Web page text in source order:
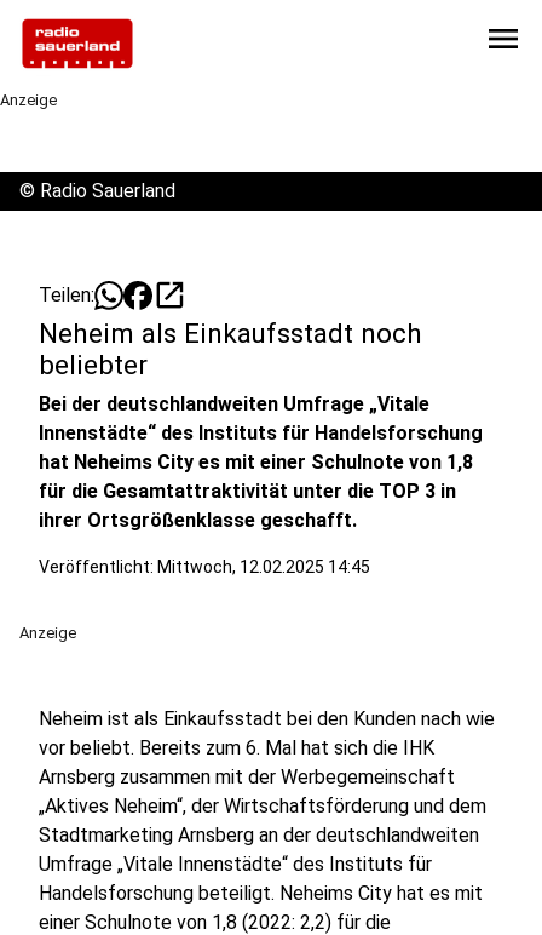
menu
Anzeige
© Radio Sauerland
Teilen: open_in_new
Neheim als Einkaufsstadt noch
beliebter
Bei der deutschlandweiten Umfrage „Vitale
Innenstädte“ des Instituts für Handelsforschung
hat Neheims City es mit einer Schulnote von 1,8
für die Gesamtattraktivität unter die TOP 3 in
ihrer Ortsgrößenklasse geschafft.
Veröffentlicht: Mittwoch, 12.02.2025 14:45
Anzeige
Neheim ist als Einkaufsstadt bei den Kunden nach wie
vor beliebt. Bereits zum 6. Mal hat sich die IHK
Arnsberg zusammen mit der Werbegemeinschaft
„Aktives Neheim“, der Wirtschaftsförderung und dem
Stadtmarketing Arnsberg an der deutschlandweiten
Umfrage „Vitale Innenstädte“ des Instituts für
Handelsforschung beteiligt. Neheims City hat es mit
einer Schulnote von 1,8 (2022: 2,2) für die